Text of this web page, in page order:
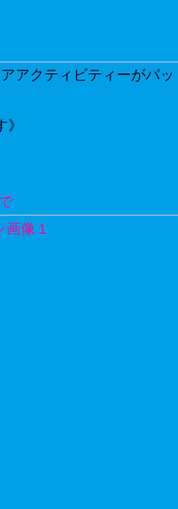
アクティビティーがパッ